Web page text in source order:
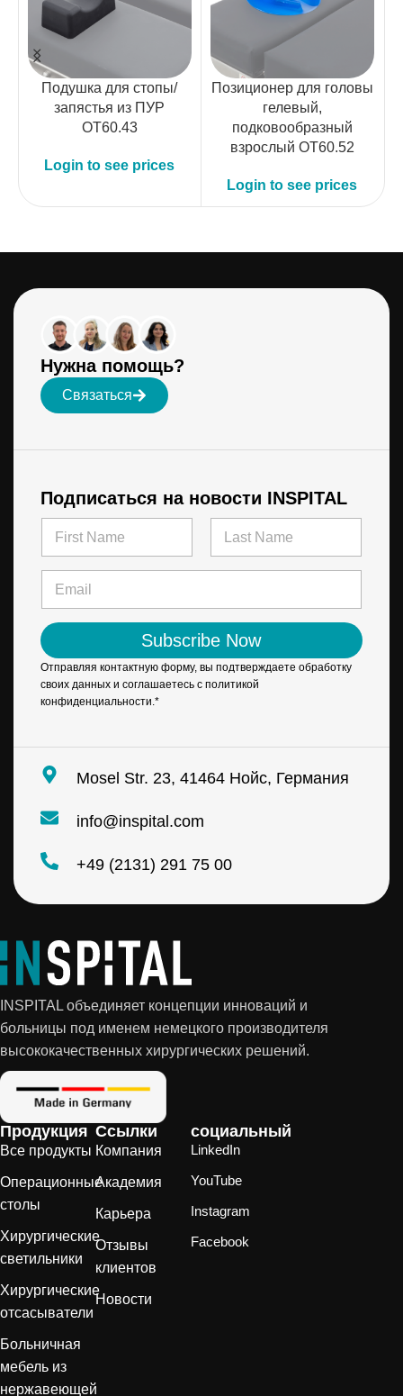
Подушка для стопы/
запястья из ПУР
OT60.43
Login to see prices
Позиционер для головы
гелевый,
подковообразный
взрослый OT60.52
Login to see prices
Нужна помощь?
Связаться
Подписаться на новости INSPITAL
m
a
i
l
*
Subscribe Now
Отправляя контактную форму, вы подтверждаете обработку
своих данных и соглашаетесь с политикой
конфиденциальности.*
Mosel Str. 23, 41464 Нойс, Германия
info@inspital.com
+49 (2131) 291 75 00
INSPITAL объединяет концепции инноваций и
больницы под именем немецкого производителя
высококачественных хирургических решений.
Продукция
Все продукты
Операционные
столы
Хирургические
светильники
Хирургические
отсасыватели
Больничная
мебель из
нержавеющей
Ссылки
Компания
Академия
Карьера
Отзывы
клиентов
Новости
социальный
LinkedIn
YouTube
Instagram
Facebook